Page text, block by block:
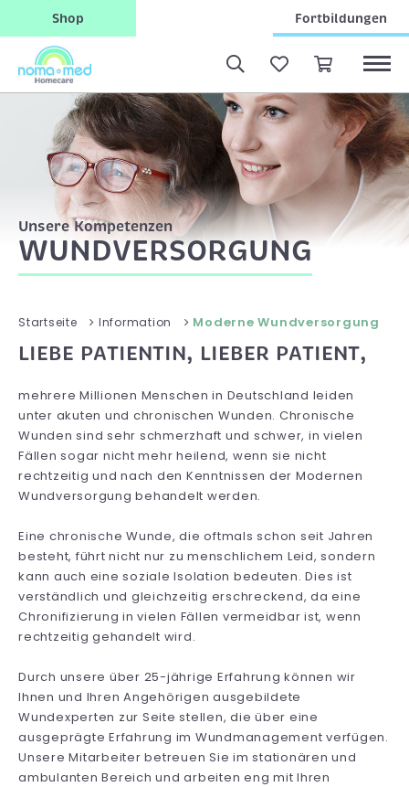
Shop Fortbildungen
Unsere Kompetenzen
WUNDVERSORGUNG
Startseite Information Moderne Wundversorgung
LIEBE PATIENTIN, LIEBER PATIENT,
mehrere Millionen Menschen in Deutschland leiden
unter akuten und chronischen Wunden. Chronische
Wunden sind sehr schmerzhaft und schwer, in vielen
Fällen sogar nicht mehr heilend, wenn sie nicht
rechtzeitig und nach den Kenntnissen der Modernen
Wundversorgung behandelt werden.
Eine chronische Wunde, die oftmals schon seit Jahren
besteht, führt nicht nur zu menschlichem Leid, sondern
kann auch eine soziale Isolation bedeuten. Dies ist
verständlich und gleichzeitig erschreckend, da eine
Chronifizierung in vielen Fällen vermeidbar ist, wenn
rechtzeitig gehandelt wird.
Durch unsere über 25-jährige Erfahrung können wir
Ihnen und Ihren Angehörigen ausgebildete
Wundexperten zur Seite stellen, die über eine
ausgeprägte Erfahrung im Wundmanagement verfügen.
Unsere Mitarbeiter betreuen Sie im stationären und
ambulanten Bereich und arbeiten eng mit Ihren